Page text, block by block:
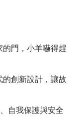
的門，小羊嚇得趕
創新設計，讓故
自我保護與安全